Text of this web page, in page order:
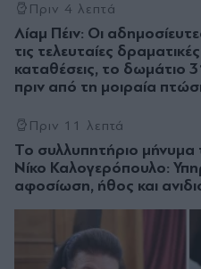
Πριν 4 λεπτά
Λίαμ Πέιν: Οι
τις τελευταίες
καταθέσεις, το δωμάτιο
πριν από τη μοιραία
Πριν 11 λεπτά
Το συλλυπητήριο μήνυμα
Νίκο Καλογερόπουλο:
αφοσίωση, ήθος και